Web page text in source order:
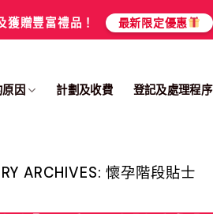
獲贈豐富禮品！ 最新限定優惠
因 計劃及收費 登記及處理程序
ARCHIVES:懷孕階段貼士